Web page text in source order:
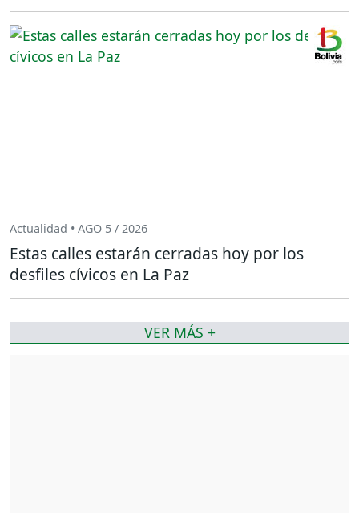
Actualidad • AGO 5 / 2026
Estas calles estarán cerradas hoy por los
desfiles cívicos en La Paz
VER MÁS +